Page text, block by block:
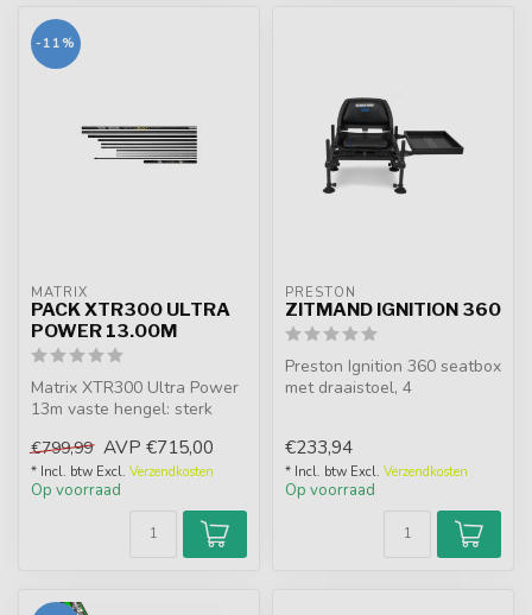
-11%
MATRIX
PACK XTR300 ULTRA
POWER 13.00M
Matrix XTR300 Ultra Power
13m vaste hengel: sterk
hars...
€799,99 AVP €715,00
* Incl. btw Excl. Verzendkosten
Op voorraad
PRESTON
ZITMAND IGNITION 360
Preston Ignition 360 seatbox
met draaistoel, 4
€233,94
* Incl. btw Excl. Verzendkosten
Op voorraad